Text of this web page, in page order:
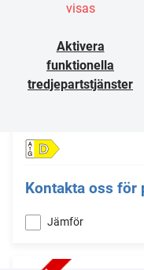
visas
Aktivera
funktionella
tredjepartstjänster
D
Kontakta oss för
Jämför